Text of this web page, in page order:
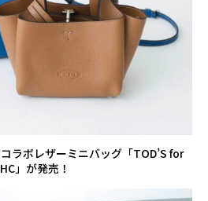
ラボレザーミニバッグ「TOD’S for
」が発売！